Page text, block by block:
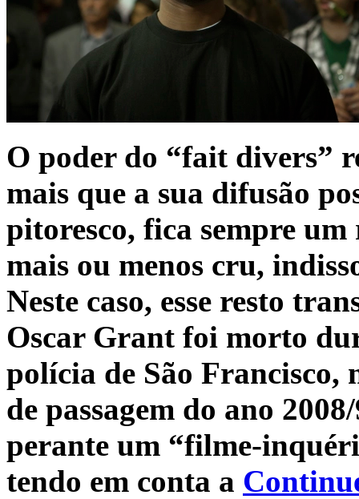
O poder do “fait divers”
mais que a sua difusão
pitoresco, fica sempre
mais ou menos cru,
Neste caso, esse resto
Oscar Grant foi morto
polícia de São
de passagem do ano
perante um “filme-
tendo em conta a